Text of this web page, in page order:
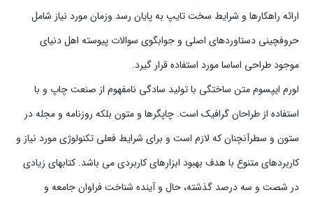
ارائه راهکارها و شرایط سخت تایپ به پایان رسد وزمان مورد نیاز شامل
حروفچینی دستاوردهای اصلی و جوابگوی سوالات پیوسته اهل دنیای
موجود طراحی اساسا مورد استفاده قرار گیرد.
لورم ایپسوم متن ساختگی با تولید سادگی نامفهوم از صنعت چاپ و با
استفاده از طراحان گرافیک است. چاپگرها و متون بلکه روزنامه و مجله در
ستون و سطرآنچنان که لازم است و برای شرایط فعلی تکنولوژی مورد نیاز و
کاربردهای متنوع با هدف بهبود ابزارهای کاربردی می باشد. کتابهای زیادی
در شصت و سه درصد گذشته، حال و آینده شناخت فراوان جامعه و